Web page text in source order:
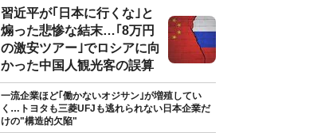
習近平が｢日本に行くな｣と
煽った悲惨な結末…｢8万円
の激安ツアー｣でロシアに向
かった中国人観光客の誤算
一流企業ほど｢働かないオジサン｣が増殖してい
く…トヨタも三菱UFJも逃れられない日本企業だ
けの"構造的欠陥"